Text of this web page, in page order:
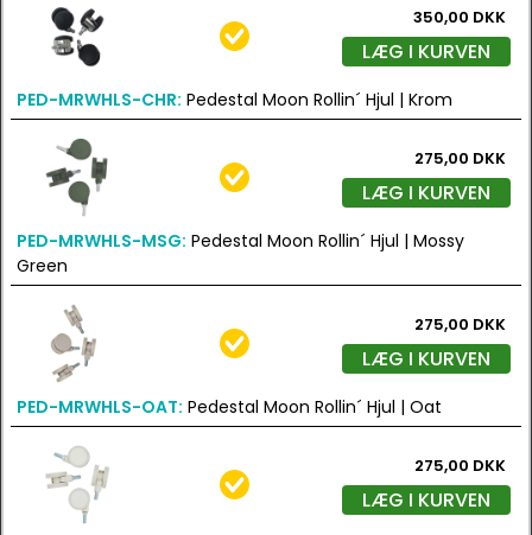
350,00 DKK
LÆG I KURVEN
PED-MRWHLS-CHR: Pedestal Moon Rollin´ Hjul | Krom
275,00 DKK
LÆG I KURVEN
PED-MRWHLS-MSG: Pedestal Moon Rollin´ Hjul | Mossy
Green
275,00 DKK
LÆG I KURVEN
PED-MRWHLS-OAT: Pedestal Moon Rollin´ Hjul | Oat
275,00 DKK
LÆG I KURVEN